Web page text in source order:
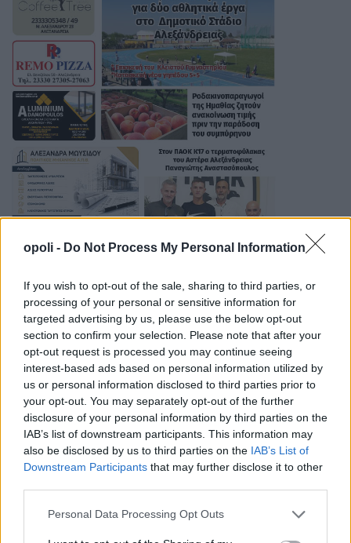
opoli - Do Not Process My Personal Information
If you wish to opt-out of the sale, sharing to third parties, or
processing of your personal or sensitive information for
targeted advertising by us, please use the below opt-out
section to confirm your selection. Please note that after your
opt-out request is processed you may continue seeing
interest-based ads based on personal information utilized by
us or personal information disclosed to third parties prior to
your opt-out. You may separately opt-out of the further
disclosure of your personal information by third parties on the
IAB’s list of downstream participants. This information may
also be disclosed by us to third parties on the IAB’s List of
Downstream Participants that may further disclose it to other
Personal Data Processing Opt Outs